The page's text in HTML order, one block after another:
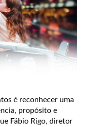
é reconhecer uma
propósito e
Fábio Rigo, diretor